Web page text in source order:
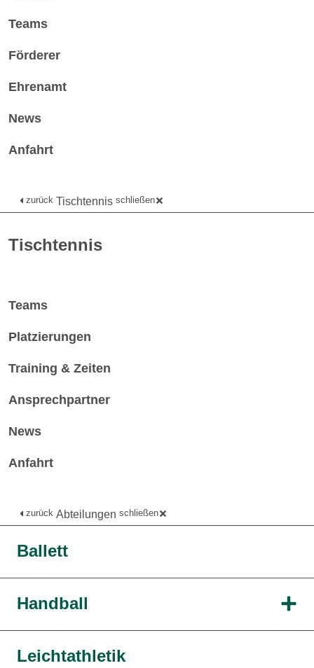
Teams
Förderer
Ehrenamt
News
Anfahrt
zurück Tischtennis schließen
Tischtennis
Teams
Platzierungen
Training & Zeiten
Ansprechpartner
News
Anfahrt
zurück Abteilungen schließen
Ballett
Handball
Leichtathletik